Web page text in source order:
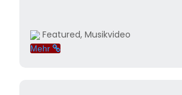
Featured, Musikvideo
Mehr